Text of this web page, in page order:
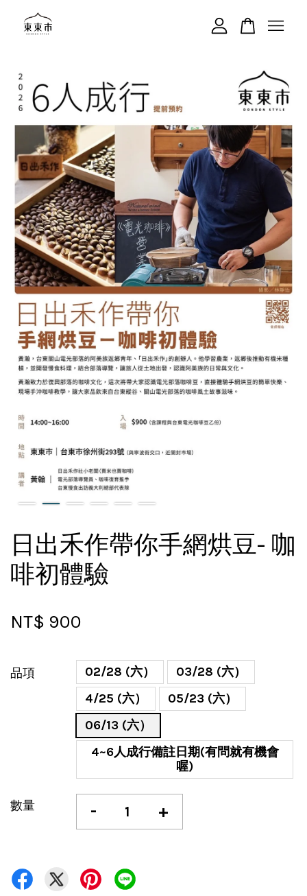
日出禾作帶你手網烘豆- 咖
啡初體驗
NT$ 900
品項 02/28 (六）
03/28 (六）
4/25 (六）
05/23 (六）
06/13 (六）
4~6人成行備註日期(有問就有機會
喔)
數量 - +
繼續購物